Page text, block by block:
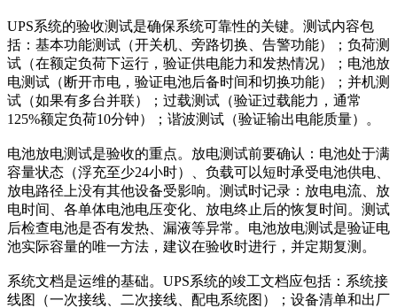
UPS系统的验收测试是确保系统可靠性的关键。测试内容包
括：基本功能测试（开关机、旁路切换、告警功能）；负荷测
试（在额定负荷下运行，验证供电能力和发热情况）；电池放
电测试（断开市电，验证电池后备时间和切换功能）；并机测
试（如果有多台并联）；过载测试（验证过载能力，通常
125%额定负荷10分钟）；谐波测试（验证输出电能质量）。
电池放电测试是验收的重点。放电测试前要确认：电池处于满
容量状态（浮充至少24小时）、负载可以短时承受电池供电、
放电路径上没有其他设备受影响。测试时记录：放电电流、放
电时间、各单体电池电压变化、放电终止后的恢复时间。测试
后检查电池是否有发热、漏液等异常。电池放电测试是验证电
池实际容量的唯一方法，建议在验收时进行，并定期复测。
系统文档是运维的基础。UPS系统的竣工文档应包括：系统接
线图（一次接线、二次接线、配电系统图）；设备清单和出厂